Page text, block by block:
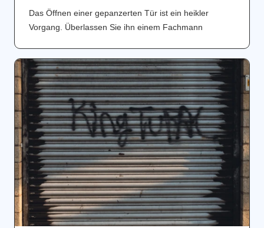
Das Öffnen einer gepanzerten Tür ist ein heikler
Vorgang. Überlassen Sie ihn einem Fachmann